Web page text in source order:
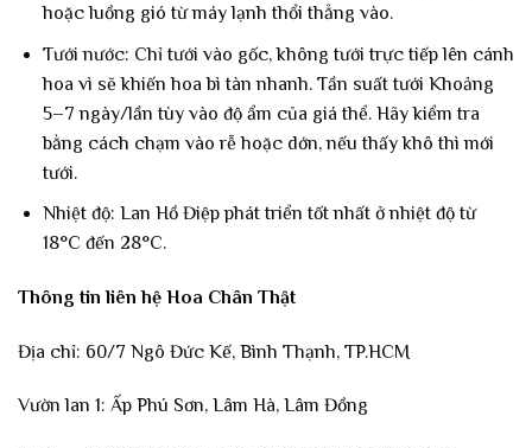
hoặc luồng gió từ máy lạnh thổi thẳng vào.
Tưới nước: Chỉ tưới vào gốc, không tưới trực tiếp lên cánh
hoa vì sẽ khiến hoa bì tàn nhanh. Tần suất tưới Khoảng
5–7 ngày/lần tùy vào độ ẩm của giá thể. Hãy kiểm tra
bằng cách chạm vào rễ hoặc dớn, nếu thấy khô thì mới
tưới.
Nhiệt độ: Lan Hồ Điệp phát triển tốt nhất ở nhiệt độ từ
18°C đến 28°C.
Thông tin liên hệ Hoa Chân Thật
Địa chỉ: 60/7 Ngô Đức Kế, Bình Thạnh, TP.HCM
Vườn lan 1: Ấp Phú Sơn, Lâm Hà, Lâm Đồng